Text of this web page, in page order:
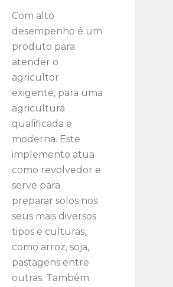
Com alto
desempenho é um
produto para
atender o
agricultor
exigente, para uma
agricultura
qualificada e
moderna. Este
implemento atua
como revolvedor e
serve para
preparar solos nos
seus mais diversos
tipos e culturas,
como arroz, soja,
pastagens entre
outras. Também